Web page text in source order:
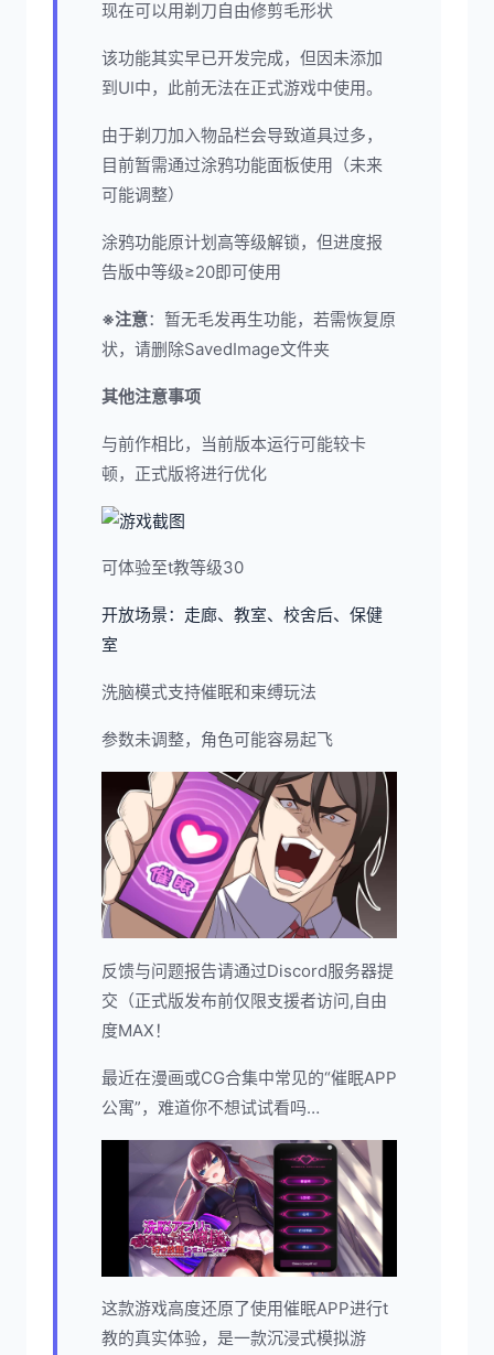
现在可以用剃刀自由修剪毛形状
该功能其实早已开发完成，但因未添加
到UI中，此前无法在正式游戏中使用。
由于剃刀加入物品栏会导致道具过多，
目前暂需通过涂鸦功能面板使用（未来
可能调整）
涂鸦功能原计划高等级解锁，但进度报
告版中等级≥20即可使用
※注意：暂无毛发再生功能，若需恢复原
状，请删除SavedImage文件夹
其他注意事项
与前作相比，当前版本运行可能较卡
顿，正式版将进行优化
可体验至t教等级30
开放场景：走廊、教室、校舍后、保健
室
洗脑模式支持催眠和束缚玩法
参数未调整，角色可能容易起飞
反馈与问题报告请通过Discord服务器提
交（正式版发布前仅限支援者访问,自由
度MAX！
最近在漫画或CG合集中常见的“催眠APP
公寓”，难道你不想试试看吗…
这款游戏高度还原了使用催眠APP进行t
教的真实体验，是一款沉浸式模拟游